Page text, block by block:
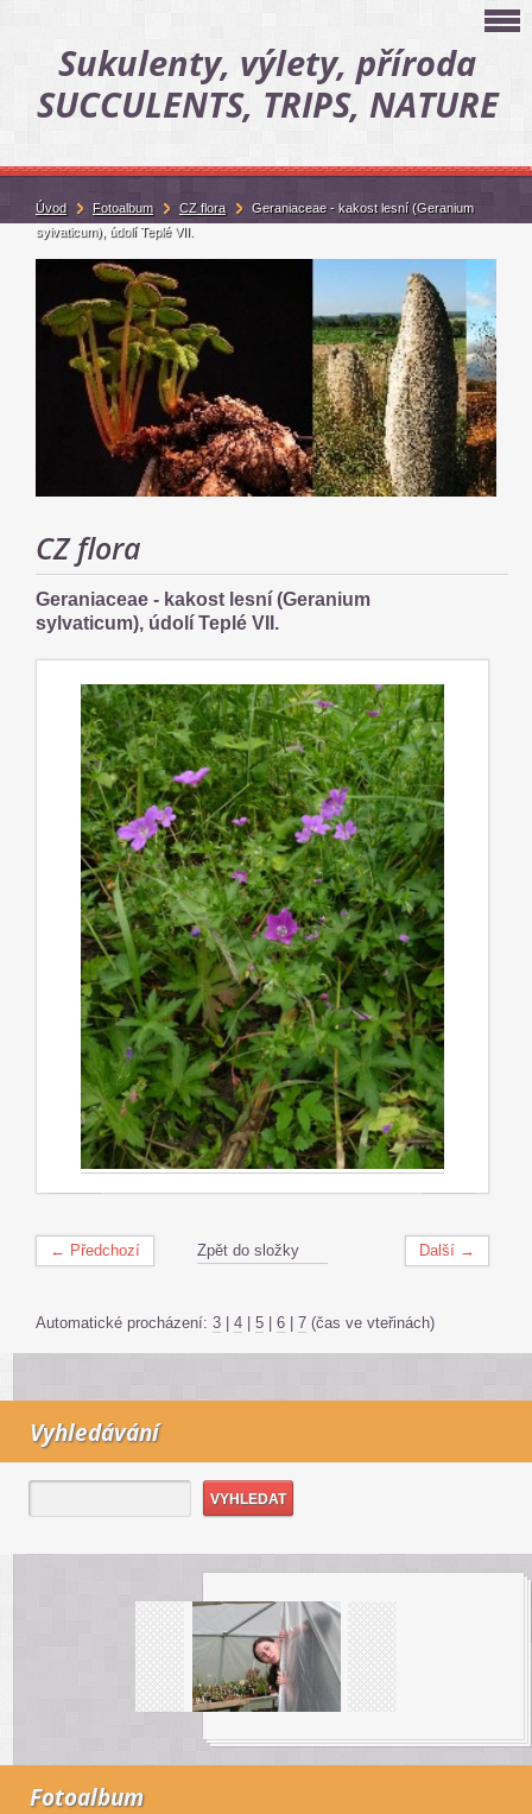
Sukulenty, výlety, příroda
SUCCULENTS, TRIPS, NATURE
CZ flora
Geraniaceae - kakost lesní (Geranium
sylvaticum), údolí Teplé VII.
← Předchozí Další →
Zpět do složky
Automatické procházení: 3 4 5 6 7 (čas ve vteřinách)
Vyhledávání
Fotoalbum
Úvod Fotoalbum CZ flora
Geraniaceae - kakost lesní (Geranium
sylvaticum), údolí Teplé VII.